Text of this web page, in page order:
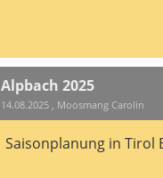
Alpbach 2025
14.08.2025 , Moosmang Carolin
Saisonplanung in Tirol